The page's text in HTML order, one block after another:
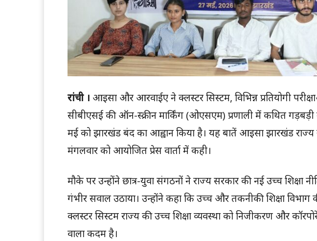
रांची । आइसा और आरवाईए ने क्लस्टर सिस्टम, विभिन्न प्रतियोगी
सीबीएसई की ऑन-स्क्रीन मार्किंग (ओएसएम) प्रणाली में कथित
मई को झारखंड बंद का आह्वान किया है। यह बातें आइसा झारखंड राज्य
मंगलवार को आयोजित प्रेस वार्ता में कही।
मौके पर उन्होंने छात्र-युवा संगठनों ने राज्य सरकार की नई उच्च शिक्षा
गंभीर सवाल उठाया। उन्होंने कहा कि उच्च और तकनीकी शिक्षा
क्लस्टर सिस्टम राज्य की उच्च शिक्षा व्यवस्था को निजीकरण और
वाला कदम है।